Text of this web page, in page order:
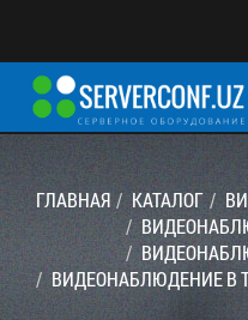
Telegram:@serverconf_uz
Тел: (90) 932-18-00
ГЛАВНАЯ КАТАЛОГ
ВИДЕОНАБЛЮДЕНИЕ В